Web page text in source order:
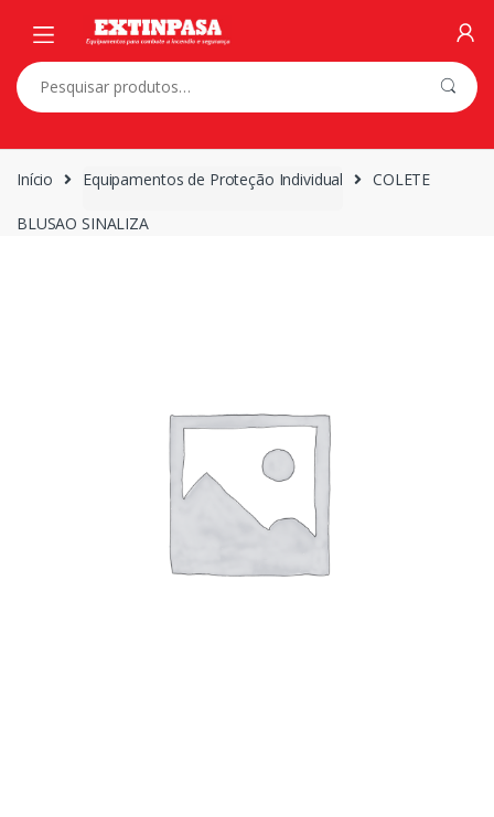
navigation
content
Pesquisar
por:
Início Equipamentos de Proteção Individual COLETE
BLUSAO SINALIZA